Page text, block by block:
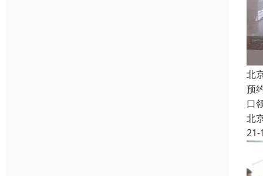
北
预
口
北
21-